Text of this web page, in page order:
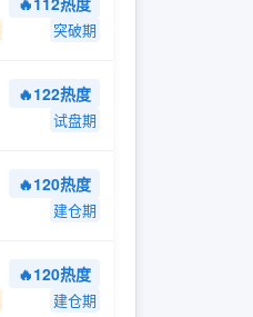
突破期
🔥122热度
试盘期
🔥120热度
建仓期
🔥120热度
建仓期